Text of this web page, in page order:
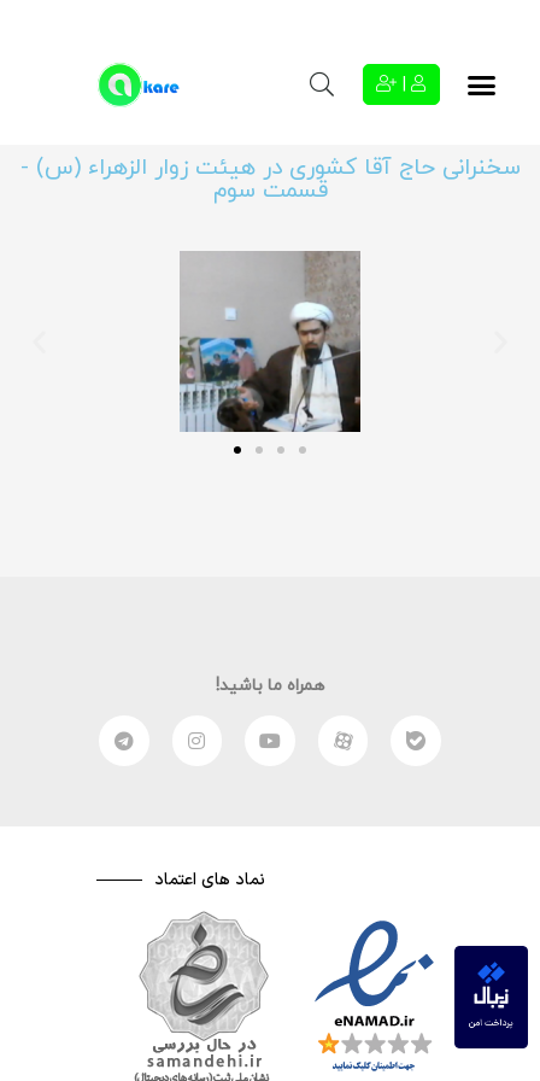
سخنرانی حاج آقا کشوری در هیئت زوار الزهراء (س) -
قسمت سوم
همراه ما باشید!
نماد های اعتماد